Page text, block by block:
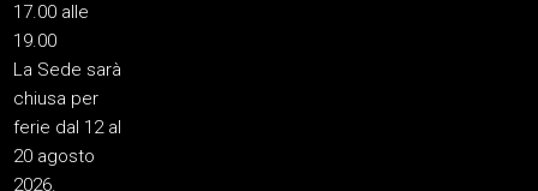
17.00 alle
19.00
La Sede sarà
chiusa per
ferie dal 12 al
20 agosto
2026.